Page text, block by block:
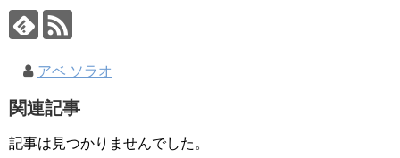
アベ ソラオ
関連記事
記事は見つかりませんでした。